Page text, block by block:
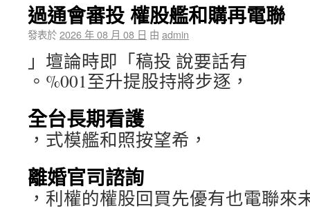
過通會審投 權股艦和購再電聯
發表於2026 年 08 月 08 日 由 admin
」壇論時即「稿投 說要話有
。%001至升提股持將步逐，
全台長期看護
，式模艦和照按望希，
離婚官司諮詢
，利權的權股回買先優有也電聯來